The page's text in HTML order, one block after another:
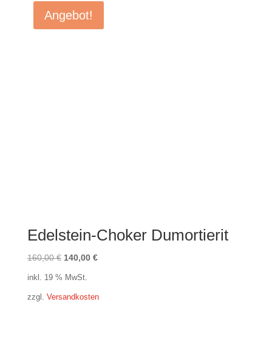
Angebot!
Edelstein-Choker Dumortierit
160,00€ Ursprünglicher
160,00 €
140,00 €Aktueller
140,00 €.
inkl. 19 % MwSt.
zzgl. Versandkosten